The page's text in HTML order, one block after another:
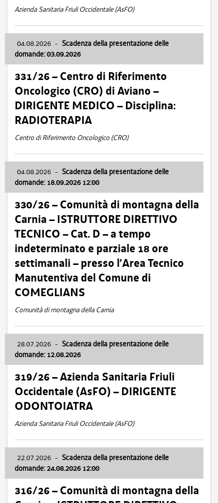
Azienda Sanitaria Friuli Occidentale (AsFO)
04.08.2026 - Scadenza della presentazione delle
domande: 03.09.2026
331/26 – Centro di Riferimento
Oncologico (CRO) di Aviano –
DIRIGENTE MEDICO – Disciplina:
RADIOTERAPIA
Centro di Riferimento Oncologico (CRO)
04.08.2026 - Scadenza della presentazione delle
domande: 18.09.2026 12:00
330/26 – Comunità di montagna della
Carnia – ISTRUTTORE DIRETTIVO
TECNICO – Cat. D – a tempo
indeterminato e parziale 18 ore
settimanali – presso l’Area Tecnico
Manutentiva del Comune di
COMEGLIANS
Comunità di montagna della Carnia
28.07.2026 - Scadenza della presentazione delle
domande: 12.08.2026
319/26 – Azienda Sanitaria Friuli
Occidentale (AsFO) – DIRIGENTE
ODONTOIATRA
Azienda Sanitaria Friuli Occidentale (AsFO)
22.07.2026 - Scadenza della presentazione delle
domande: 24.08.2026 12:00
316/26 – Comunità di montagna della